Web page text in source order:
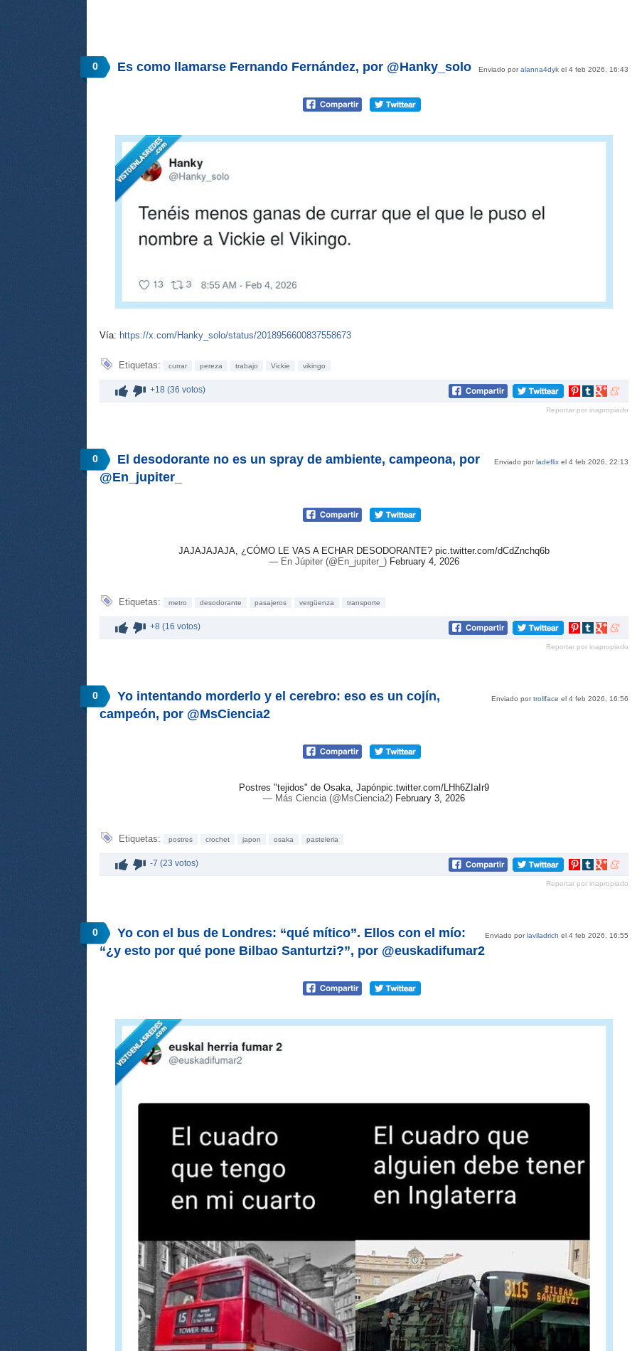
0 Enviado poralanna4dyk el 4 feb 2026, 16:43
Es como llamarse Fernando Fernández, por @Hanky_solo
Vía: https://x.com/Hanky_solo/status/2018956600837558673
Etiquetas: currar pereza trabajo Vickie vikingo
+18 (36 votos)
Compartir
Pinterest
Compartir
tumblr
Compartir
Google+
Reportar por inapropiado
0 Enviado porladeflix el 4 feb 2026, 22:13
El desodorante no es un spray de ambiente, campeona, por
@En_jupiter_
JAJAJAJAJA, ¿CÓMO LE VAS A ECHAR DESODORANTE? pic.twitter.com/dCdZnchq6b
— En Júpiter (@En_jupiter_) February 4, 2026
Etiquetas: metro desodorante pasajeros vergüenza transporte
+8 (16 votos)
Compartir
Pinterest
Compartir
tumblr
Compartir
Google+
Reportar por inapropiado
0 Enviado portrollface el 4 feb 2026, 16:56
Yo intentando morderlo y el cerebro: eso es un cojín,
campeón, por @MsCiencia2
Postres "tejidos" de Osaka, Japónpic.twitter.com/LHh6ZIaIr9
— Más Ciencia (@MsCiencia2) February 3, 2026
Etiquetas: postres crochet japon osaka pasteleria
-7 (23 votos)
Compartir
Pinterest
Compartir
tumblr
Compartir
Google+
Reportar por inapropiado
0 Enviado porlaviladrich el 4 feb 2026, 16:55
Yo con el bus de Londres: “qué mítico”. Ellos con el mío:
“¿y esto por qué pone Bilbao Santurtzi?”, por @euskadifumar2